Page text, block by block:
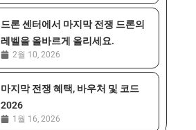
드론 센터에서 마지막 전쟁 드론의
레벨을 올바르게 올리세요.
2월 10, 2026
마지막 전쟁 혜택, 바우처 및 코드
2026
1월 16, 2026